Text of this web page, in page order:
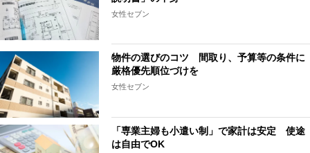
女性セブン
物件の選びのコツ 間取り、予算等の条件に
厳格優先順位づけを
女性セブン
「専業主婦も小遣い制」で家計は安定 使途
は自由でOK